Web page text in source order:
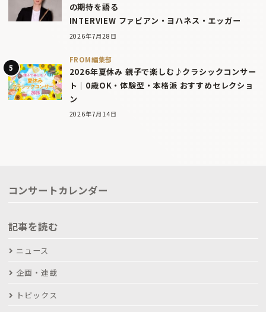
の期待を語る
INTERVIEW ファビアン・ヨハネス・エッガー
2026年7月28日
FROM編集部
2026年夏休み 親子で楽しむ♪クラシックコンサー
ト｜0歳OK・体験型・本格派 おすすめセレクショ
ン
2026年7月14日
コンサートカレンダー
記事を読む
ニュース
企画・連載
トピックス